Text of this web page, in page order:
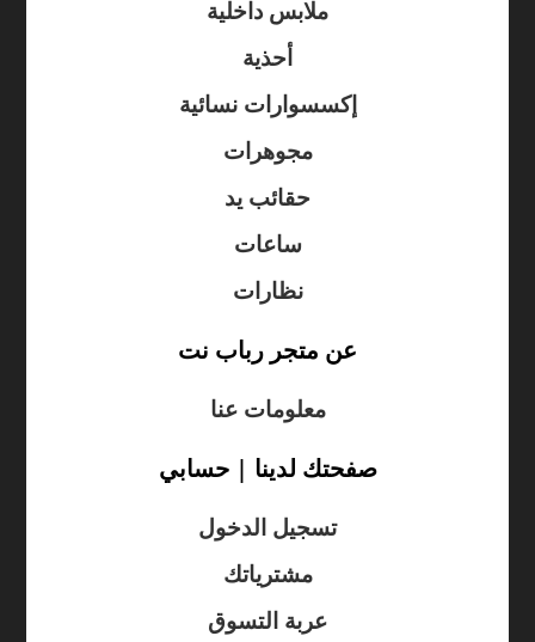
ملابس داخلية
أحذية
إكسسوارات نسائية
مجوهرات
حقائب يد
ساعات
نظارات
عن متجر رباب نت
معلومات عنا
صفحتك لدينا | حسابي
تسجيل الدخول
مشترياتك
عربة التسوق